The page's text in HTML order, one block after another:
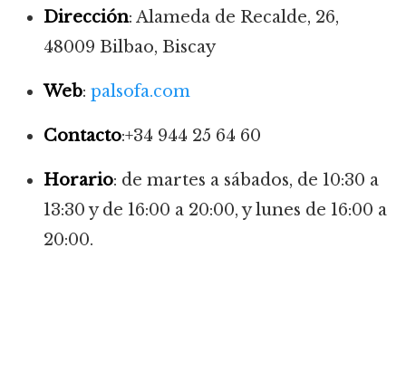
Dirección: Alameda de Recalde, 26,
48009 Bilbao, Biscay
Web: palsofa.com
Contacto:+34 944 25 64 60
Horario: de martes a sábados, de 10:30 a
13:30 y de 16:00 a 20:00, y lunes de 16:00 a
20:00.